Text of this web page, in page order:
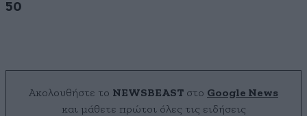
50
Ακολουθήστε το NEWSBEAST στο Google News
και μάθετε πρώτοι όλες τις ειδήσεις